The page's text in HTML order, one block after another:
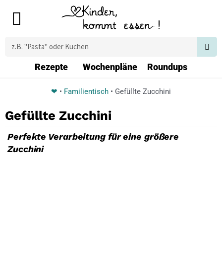
Main
Suche
Rezepte Wochenpläne Roundups
❤ • Familientisch • Gefüllte Zucchini
Gefüllte Zucchini
Perfekte Verarbeitung für eine größere
Zucchini